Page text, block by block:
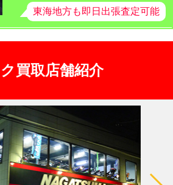
東海地方も即日出張査定可能
買取店舗紹介